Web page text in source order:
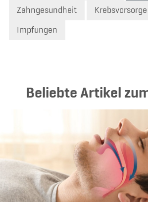
Zahngesundheit Krebsvorsorge
Impfungen
Beliebte Artikel